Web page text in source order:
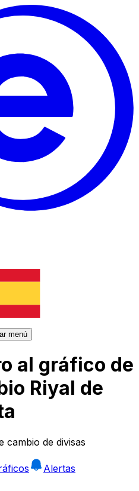
menú
al gráfico de
Riyal de
cambio de divisas
Alertas